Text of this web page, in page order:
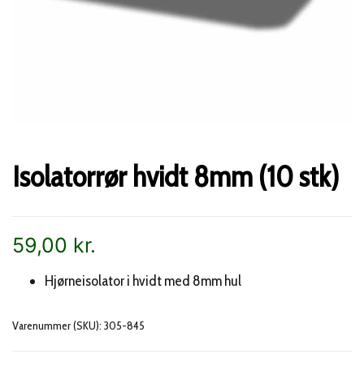
Isolatorrør hvidt 8mm (10 stk)
59,00 kr.
Hjørneisolator i hvidt med 8mm hul
Varenummer (SKU): 305-845